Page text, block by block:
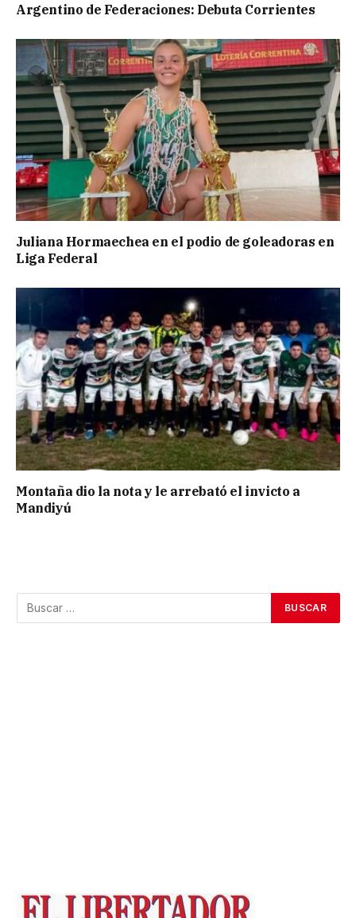
Argentino de Federaciones: Debuta Corrientes
Juliana Hormaechea en el podio de goleadoras en
Liga Federal
Montaña dio la nota y le arrebató el invicto a
Mandiyú